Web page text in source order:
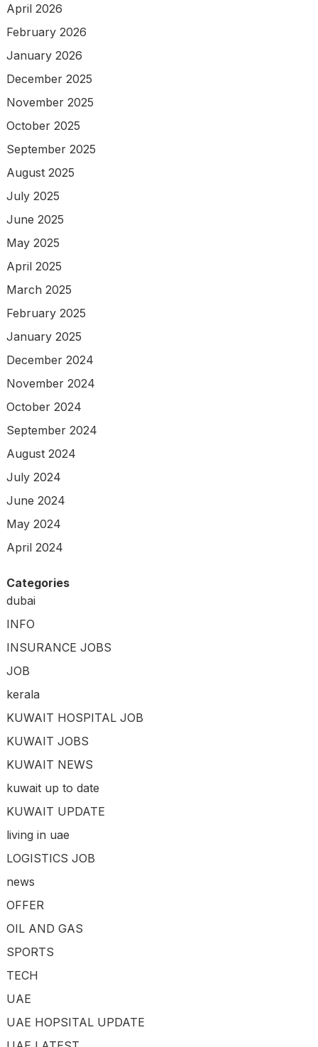
April 2026
February 2026
January 2026
December 2025
November 2025
October 2025
September 2025
August 2025
July 2025
June 2025
May 2025
April 2025
March 2025
February 2025
January 2025
December 2024
November 2024
October 2024
September 2024
August 2024
July 2024
June 2024
May 2024
April 2024
Categories
dubai
INFO
INSURANCE JOBS
JOB
kerala
KUWAIT HOSPITAL JOB
KUWAIT JOBS
KUWAIT NEWS
kuwait up to date
KUWAIT UPDATE
living in uae
LOGISTICS JOB
news
OFFER
OIL AND GAS
SPORTS
TECH
UAE
UAE HOPSITAL UPDATE